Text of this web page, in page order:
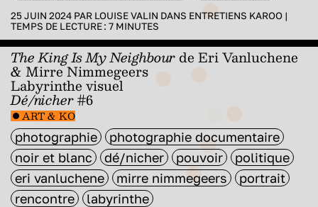
25 JUIN 2024 PAR LOUISE VALIN DANS ENTRETIENS KAROO |
TEMPS DE LECTURE : 7 MINUTES
The King Is My Neighbourde Eri Vanluchene
& Mirre Nimmegeers
Labyrinthe visuel
Dé/nicher#6
ART & KO
photographie
photographie documentaire
noir et blanc
dé/nicher pouvoir
politique
eri vanluchene
mirre nimmegeers
portrait
rencontre
labyrinthe